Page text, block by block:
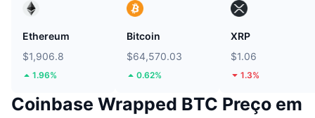
Ethereum
$1,906.8
1.96%
Bitcoin
$64,570.03
0.62%
XRP
$1.06
1.3%
Coinbase Wrapped BTC Preço em